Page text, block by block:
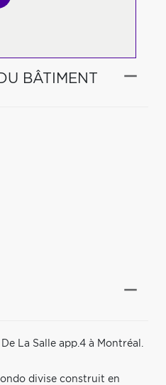
BÂTIMENT
La Salle app.4 à Montréal.
divise construit en